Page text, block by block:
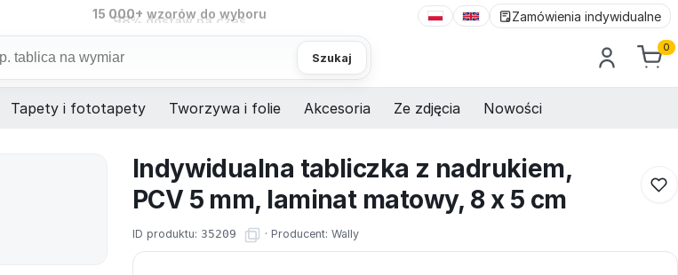
15 000+ wzorów do wyboru
98%dostaw na czas Zamówienia indywidualne
Szukaj
0
Tapety i fototapety Tworzywa i folie Akcesoria Ze zdjęcia Nowości
Indywidualna tabliczka z nadrukiem,
PCV 5 mm, laminat matowy, 8 x 5 cm
ID produktu: 35209 · Producent: Wally